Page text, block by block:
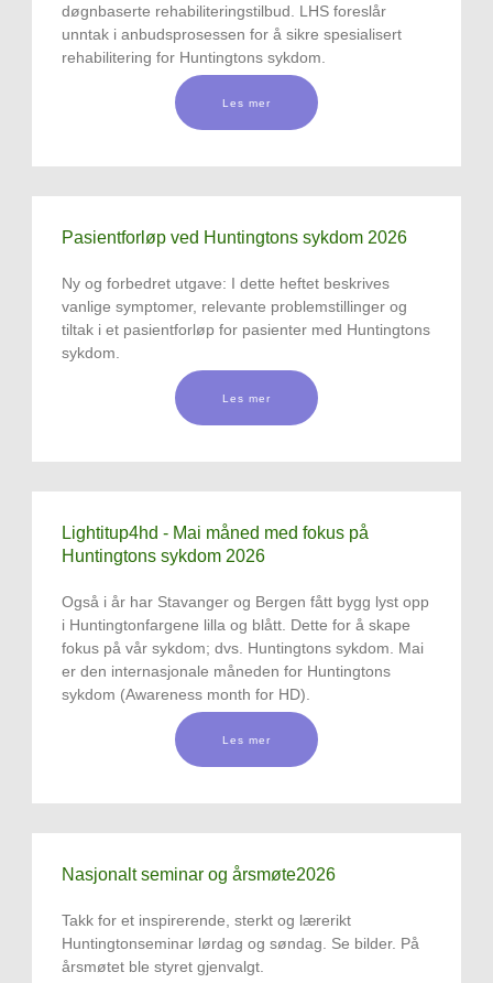
døgnbaserte rehabiliteringstilbud. LHS foreslår
unntak i anbudsprosessen for å sikre spesialisert
rehabilitering for Huntingtons sykdom.
Les mer
Pasientforløp ved Huntingtons sykdom 2026
Ny og forbedret utgave: I dette heftet beskrives
vanlige symptomer, relevante problemstillinger og
tiltak i et pasientforløp for pasienter med Huntingtons
sykdom.
Les mer
Lightitup4hd - Mai måned med fokus på
Huntingtons sykdom 2026
Også i år har Stavanger og Bergen fått bygg lyst opp
i Huntingtonfargene lilla og blått. Dette for å skape
fokus på vår sykdom; dvs. Huntingtons sykdom. Mai
er den internasjonale måneden for Huntingtons
sykdom (Awareness month for HD).
Les mer
Nasjonalt seminar og årsmøte2026
Takk for et inspirerende, sterkt og lærerikt
Huntingtonseminar lørdag og søndag. Se bilder. På
årsmøtet ble styret gjenvalgt.